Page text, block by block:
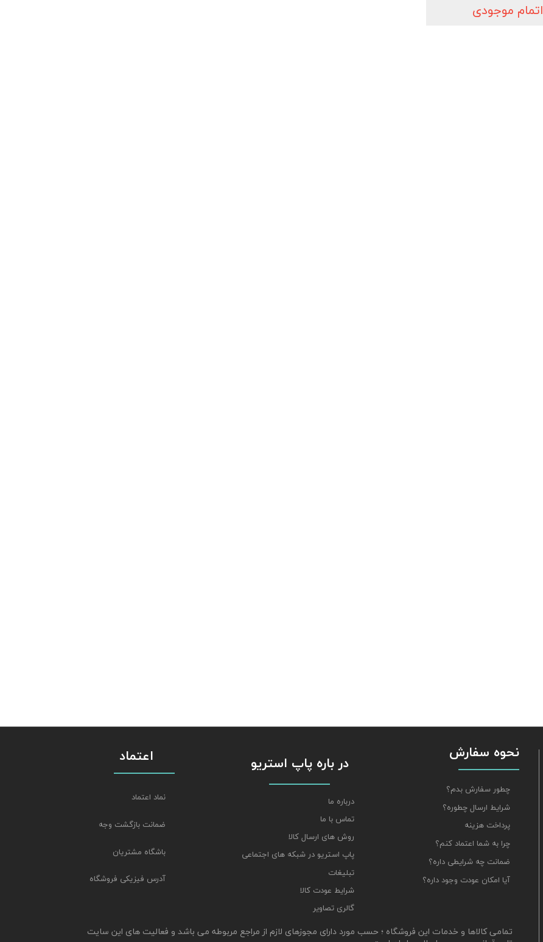
اتمام موجودی
نحوه سفارش
چطور سفارش بدم؟
شرایط ارسال چطوره؟
پرداخت هزینه
چرا به شما اعتماد کنم؟
ضمانت چه شرایطی داره؟
آیا امکان عودت وجود داره؟
اعتماد
نماد اعتماد
ضمانت بازگشت وجه
باشگاه مشتریان
آدرس فیزیکی فروشگاه
​​​​​​​ در باره پاپ استریو
درباره ما
تماس با ما
روش های ارسال کالا
پاپ استریو در شبکه های اجتماعی
تبلیغات
شرایط عودت کالا
گالری تصاویر
​تمامی کالاها و خدمات این فروشگاه ؛ حسب مورد دارای مجوزهای لازم از مراجع مربوطه می باشد و فعالیت های این سایت